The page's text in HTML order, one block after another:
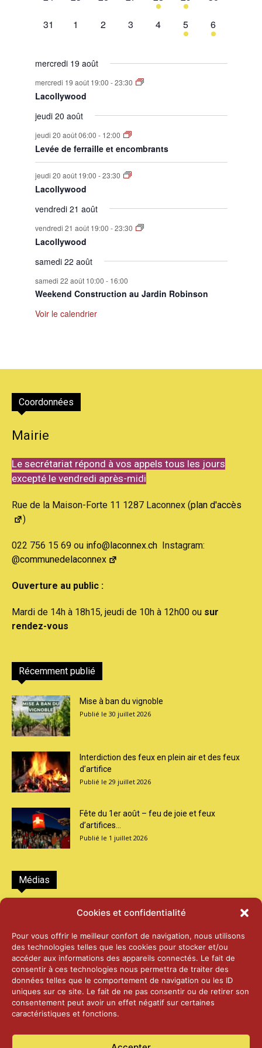
Cookies et confidentialité
Pour vous offrir le meilleur confort de navigation, nous utilisons
des technologies telles que les cookies pour stocker et/ou
accéder aux informations des appareils connectés. Le fait de
consentir à ces technologies nous permettra de traiter des
données telles que le comportement de navigation ou les ID
uniques sur ce site. Le fait de ne pas consentir ou de retirer son
consentement peut avoir un effet négatif sur certaines
caractéristiques et fonctions.
évènement,évènement,évènement,
0
31
0
1
0
2
0
3
0
évènement,
4
1
évènement,
5
1
évènement,
6
mercredi 19 août
mercredi 19 août 19:00 -23:30
Lacollywood
jeudi 20 août
jeudi 20 août 06:00 - 12:00
Levée de ferraille et encombrants
jeudi 20 août 19:00 -23:30
Lacollywood
vendredi 21 août
vendredi 21 août 19:00 -23:30
Lacollywood
samedi 22 août
samedi 22 août 10:00 - 16:00
Weekend Construction au Jardin Robinson
Voir le calendrier
Coordonnées
Mairie
Le secrétariat répond à vos appels tous les jours
excepté le vendredi après-midi
Rue de la Maison-Forte 11 1287 Laconnex (plan d'accès
)
022 756 15 69 ou info@laconnex.ch Instagram:
@communedelaconnex
Ouverture au public :
Mardi de 14h à 18h15, jeudi de 10h à 12h00 ou sur
rendez-vous
Récemment publié
Mise à ban du vignoble
30 juillet 2026
Interdiction des feux en plein air et des feux
d’artifice
29 juillet 2026
Fête du 1er août – feu de joie et feux
d’artifices...
1 juillet 2026
Médias
2026 – Laiterie d’Orsières et Abbaye de St-
25 juin 2026
2025 – Palais Fédéral – Berne
25 juin 2026
14 janvier 2025